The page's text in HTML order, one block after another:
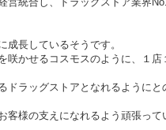
長しているそうです。
咲かせるコスモスのように、１店
ドラッグストアとなれるようにと
客様の支えになれるよう頑張って